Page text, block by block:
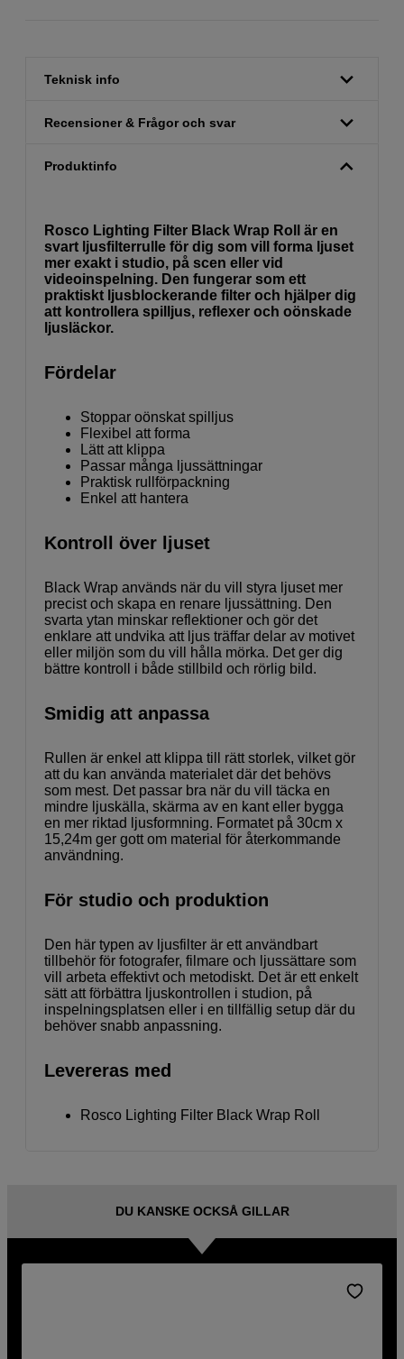
Teknisk info
Recensioner & Frågor och svar
Produktinfo
Rosco Lighting Filter Black Wrap Roll är en
svart ljusfilterrulle för dig som vill forma ljuset
mer exakt i studio, på scen eller vid
videoinspelning. Den fungerar som ett
praktiskt ljusblockerande filter och hjälper dig
att kontrollera spilljus, reflexer och oönskade
ljusläckor.
Fördelar
Stoppar oönskat spilljus
Flexibel att forma
Lätt att klippa
Passar många ljussättningar
Praktisk rullförpackning
Enkel att hantera
Kontroll över ljuset
Black Wrap används när du vill styra ljuset mer
precist och skapa en renare ljussättning. Den
svarta ytan minskar reflektioner och gör det
enklare att undvika att ljus träffar delar av motivet
eller miljön som du vill hålla mörka. Det ger dig
bättre kontroll i både stillbild och rörlig bild.
Smidig att anpassa
Rullen är enkel att klippa till rätt storlek, vilket gör
att du kan använda materialet där det behövs
som mest. Det passar bra när du vill täcka en
mindre ljuskälla, skärma av en kant eller bygga
en mer riktad ljusformning. Formatet på 30cm x
15,24m ger gott om material för återkommande
användning.
För studio och produktion
Den här typen av ljusfilter är ett användbart
tillbehör för fotografer, filmare och ljussättare som
vill arbeta effektivt och metodiskt. Det är ett enkelt
sätt att förbättra ljuskontrollen i studion, på
inspelningsplatsen eller i en tillfällig setup där du
behöver snabb anpassning.
Levereras med
Rosco Lighting Filter Black Wrap Roll
DU KANSKE OCKSÅ GILLAR